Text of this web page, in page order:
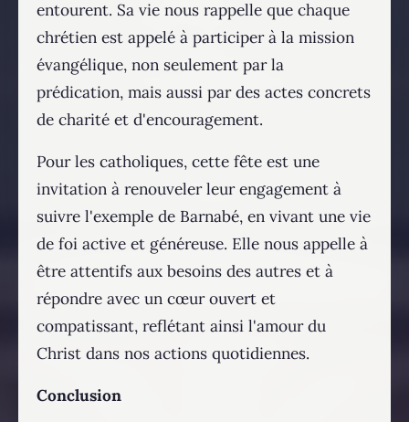
entourent. Sa vie nous rappelle que chaque
chrétien est appelé à participer à la mission
évangélique, non seulement par la
prédication, mais aussi par des actes concrets
de charité et d'encouragement.
Pour les catholiques, cette fête est une
invitation à renouveler leur engagement à
suivre l'exemple de Barnabé, en vivant une vie
de foi active et généreuse. Elle nous appelle à
être attentifs aux besoins des autres et à
répondre avec un cœur ouvert et
compatissant, reflétant ainsi l'amour du
Christ dans nos actions quotidiennes.
Conclusion